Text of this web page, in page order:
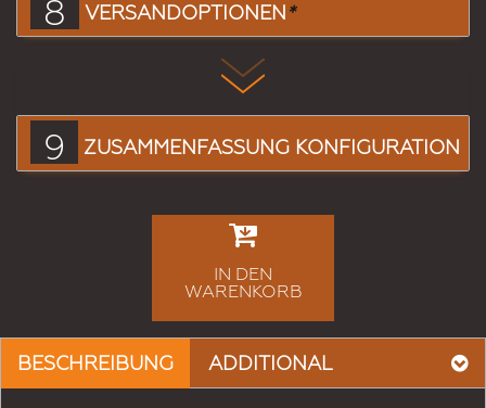
8 VERSANDOPTIONEN*
9 ZUSAMMENFASSUNG KONFIGURATION
IN DEN
WARENKORB
BESCHREIBUNG ADDITIONAL